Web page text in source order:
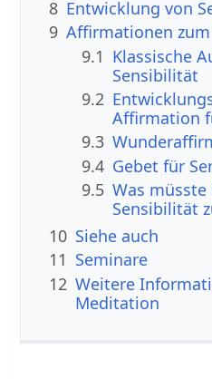
8 Entwicklung von
9 Affirmationen
9.1 Klassische
Sensibilität
9.2
Affirmation
9.3
9.4 Gebet für
9.5 Was
Sensibilität
10 Siehe auch
11 Seminare
12 Weitere
Meditation